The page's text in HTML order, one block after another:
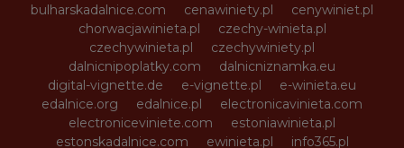
bulharskadalnice.com
cenawiniety.pl
cenywiniet.pl
chorwacjawinieta.pl
czechy-winieta.pl
czechywinieta.pl
czechywiniety.pl
dalnicnipoplatky.com
dalnicniznamka.eu
digital-vignette.de
e-vignette.pl
e-winieta.eu
edalnice.org
edalnice.pl
electronicavinieta.com
electroniceviniete.com
estoniawinieta.pl
estonskadalnice.com
ewinieta.pl
info365.pl